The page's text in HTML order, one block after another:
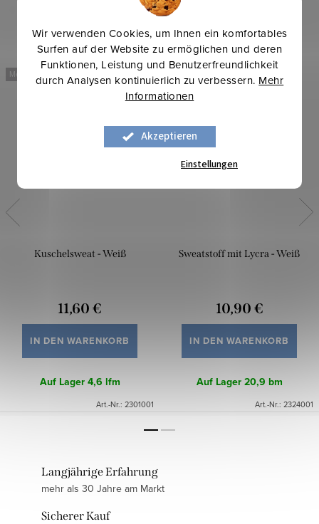
Wir verwenden Cookies, um Ihnen ein komfortables
Surfen auf der Website zu ermöglichen und deren
Funktionen, Leistung und Benutzerfreundlichkeit
durch Analysen kontinuierlich zu verbessern. Mehr
Informationen
Akzeptieren
Einstellungen
Mehr für weniger
Kuschelsweat - Weiß
11,60 €
IN DEN WARENKORB
Auf Lager4,6 lfm
Art.-Nr.: 2301001
Sweatstoff mit Lycra - Weiß
10,90 €
IN DEN WARENKORB
Auf Lager20,9 bm
Art.-Nr.: 2324001
Langjährige Erfahrung
mehr als 30 Jahre am Markt
Sicherer Kauf